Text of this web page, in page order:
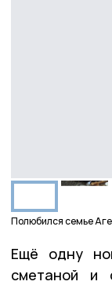
Полюбился семье
Ещё одну
сметаной и